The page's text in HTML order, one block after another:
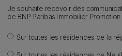
Je souhaite recevoir des
de BNP Paribas Immobilier
Sur toutes les résidences de la